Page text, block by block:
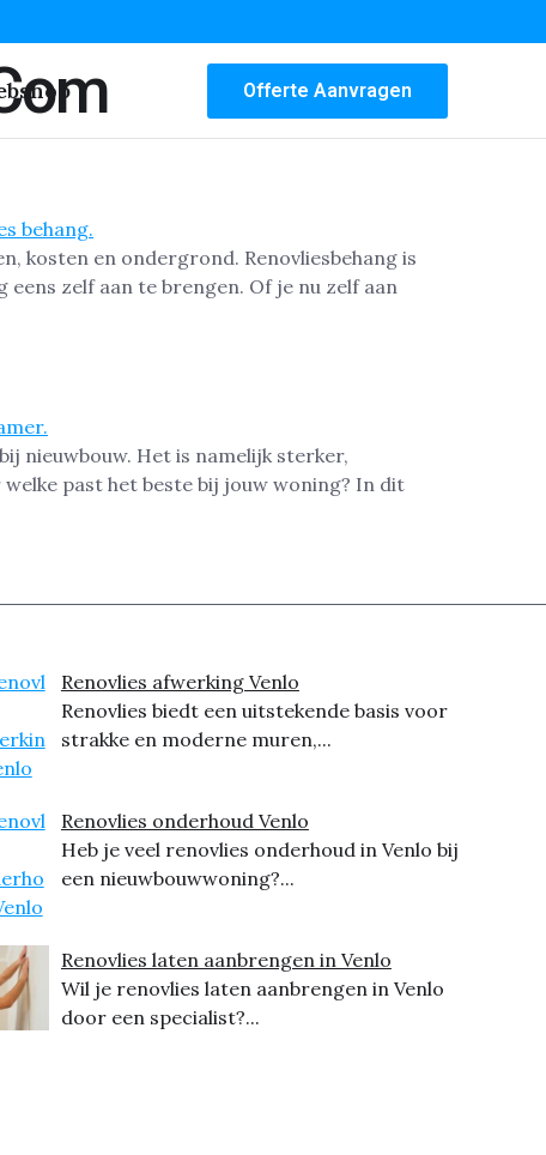
Offerte Aanvragen
kosten en ondergrond. Renovliesbehang is
zelf aan te brengen. Of je nu zelf aan
nieuwbouw. Het is namelijk sterker,
past het beste bij jouw woning? In dit
Renovlies afwerking Venlo
Renovlies biedt een uitstekende basis voor
strakke en moderne muren,...
Renovlies onderhoud Venlo
Heb je veel renovlies onderhoud in Venlo bij
een nieuwbouwwoning?...
Renovlies laten aanbrengen in Venlo
Wil je renovlies laten aanbrengen in Venlo
door een specialist?...